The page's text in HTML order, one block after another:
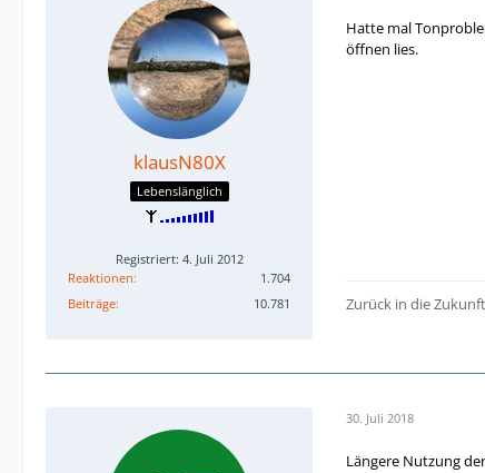
klausN80X
Lebenslänglich
Registriert: 4. Juli 2012
Reaktionen
1.704
Beiträge
10.781
Hatte mal
öffnen lies.
Zurück in die
30. Juli 2018
Längere Nutzung